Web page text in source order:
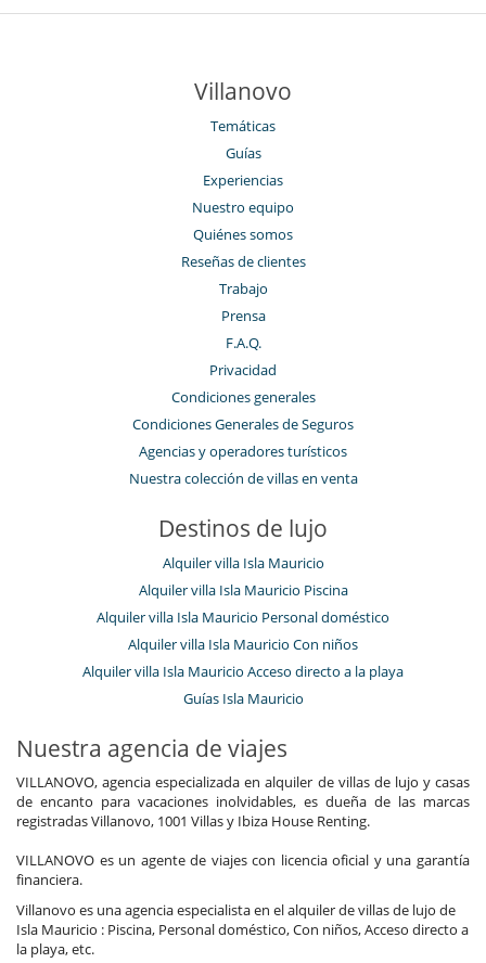
Villanovo
Temáticas
Guías
Experiencias
Nuestro equipo
Quiénes somos
Reseñas de clientes
Trabajo
Prensa
F.A.Q.
Privacidad
Condiciones generales
Condiciones Generales de Seguros
Agencias y operadores turísticos
Nuestra colección de villas en venta
Destinos de lujo
Alquiler villa Isla Mauricio
Alquiler villa Isla Mauricio Piscina
Alquiler villa Isla Mauricio Personal doméstico
Alquiler villa Isla Mauricio Con niños
Alquiler villa Isla Mauricio Acceso directo a la playa
Guías Isla Mauricio
Nuestra agencia de viajes
VILLANOVO, agencia especializada en alquiler de villas de lujo y casas
de encanto para vacaciones inolvidables, es dueña de las marcas
registradas Villanovo, 1001 Villas y Ibiza House Renting.
VILLANOVO es un agente de viajes con licencia oficial y una garantía
financiera.
Villanovo es una agencia especialista en el alquiler de villas de lujo de
Isla Mauricio : Piscina, Personal doméstico, Con niños, Acceso directo a
la playa, etc.